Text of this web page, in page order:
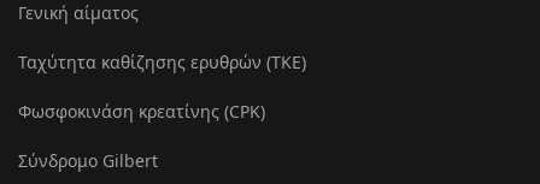
Γενική αίματος
Ταχύτητα καθίζησης ερυθρών (ΤΚΕ)
Φωσφοκινάση κρεατίνης (CPK)
Σύνδρομο Gilbert